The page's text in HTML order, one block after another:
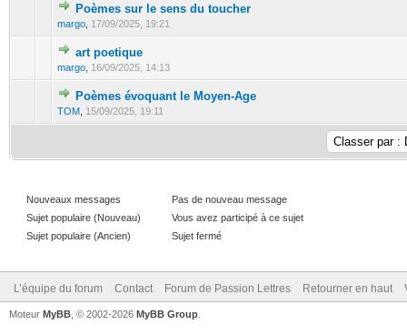
Poèmes sur le sens du toucher
margo 17/09/2025, 19:21
art poetique
margo 16/09/2025, 14:13
Poèmes évoquant le Moyen-Age
TOM 15/09/2025, 19:11
Nouveaux messages
Sujet populaire (Nouveau)
Sujet populaire (Ancien)
Pas de nouveau message
Vous avez participé à ce sujet
Sujet fermé
L’équipe du forum Contact Forum de Passion Lettres Retourner en haut
Moteur MyBB , © 2002-2026 MyBB Group